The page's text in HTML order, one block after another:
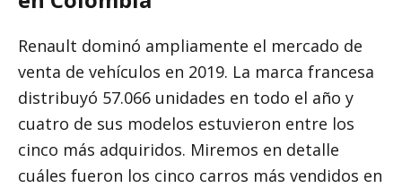
Renault dominó ampliamente el mercado de
venta de vehículos en 2019. La marca francesa
distribuyó 57.066 unidades en todo el año y
cuatro de sus modelos estuvieron entre los
cinco más adquiridos. Miremos en detalle
cuáles fueron los cinco carros más vendidos en